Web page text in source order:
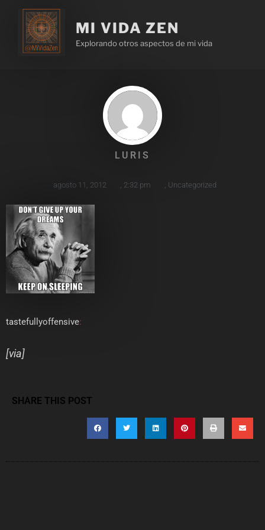
MI VIDA ZEN
Explorando otros aspectos de mi vida
LURIS
agosto 11, 2012 2:32 pm Uncategorized
tastefullyoffensive:
[via]
SHARE THIS POST